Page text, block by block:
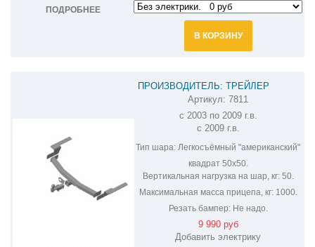
ПОДРОБНЕЕ
В КОРЗИНУ
ПРОИЗВОДИТЕЛЬ: ТРЕЙЛЕР
ФАРКОП НА TOYOTA LAND CRUISER
PRADO 7811
Артикул: 7811
с 2003 по 2009 г.в.
с 2009 г.в.
Тип шара: Легкосъёмный "американский"
квадрат 50х50.
Вертикальная нагрузка на шар, кг:50.
Максимальная масса прицепа, кг:1000.
Резать бампер:Не надо.
9 990 руб
Добавить электрику